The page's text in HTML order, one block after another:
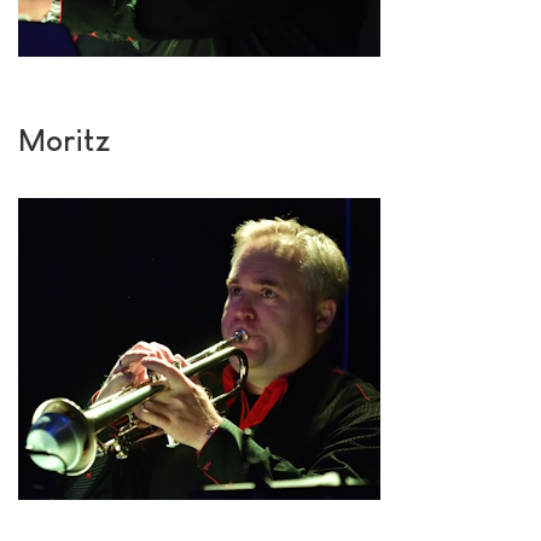
Moritz